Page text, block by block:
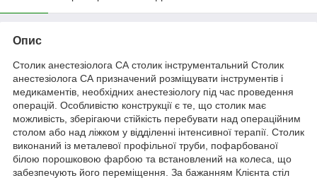
Опис
Столик анестезіолога СА столик інструментальний Столик
анестезіолога СА призначений розміщувати інструментів і
медикаментів, необхідних анестезіологу під час проведення
операцій. Особливістю конструкції є те, що столик має
можливість, зберігаючи стійкість перебувати над операційним
столом або над ліжком у відділенні інтенсивної терапії. Столик
виконаний із металевої профільної труби, пофарбованої
білою порошковою фарбою та встановлений на колеса, що
забезпечують його переміщення. За бажанням Клієнта стіл